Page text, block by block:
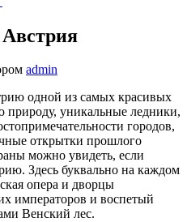
admin
одной из самых красивых
природу, уникальные ледники,
городов,
открытки прошлого
можно увидеть, если
Здесь буквально на каждом
опера и дворцы
императоров и воспетый
Венский лес.